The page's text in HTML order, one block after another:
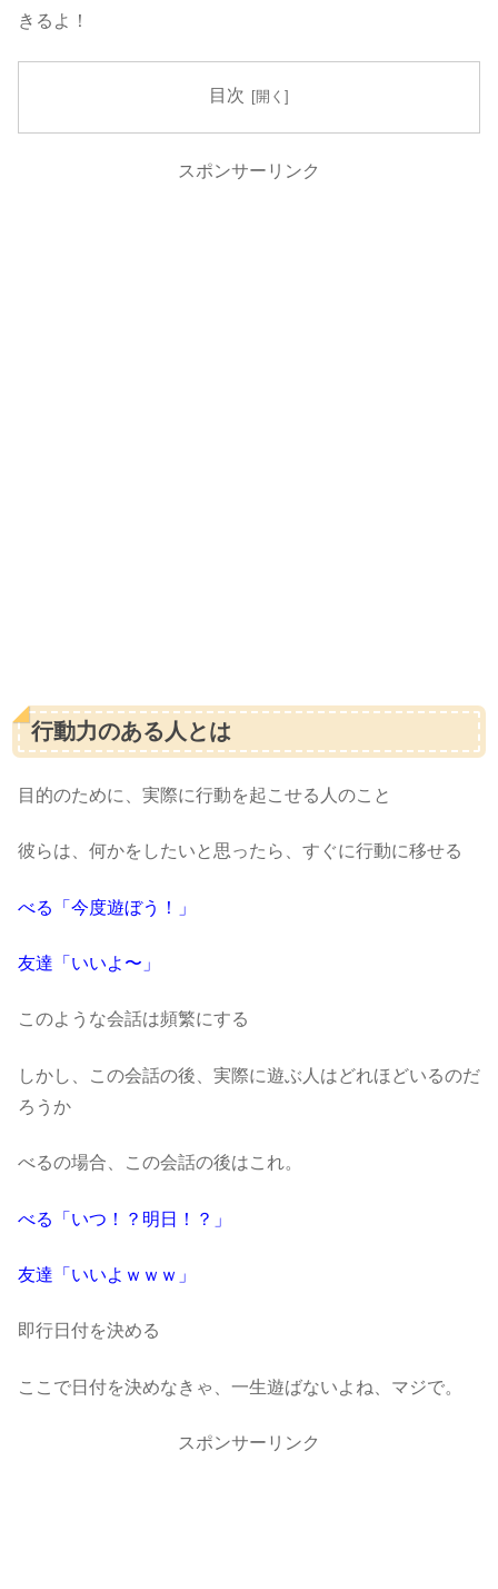
きるよ！
目次
スポンサーリンク
行動力のある人とは
目的のために、実際に行動を起こせる人のこと
彼らは、何かをしたいと思ったら、すぐに行動に移せる
べる「今度遊ぼう！」
友達「いいよ〜」
このような会話は頻繁にする
しかし、この会話の後、実際に遊ぶ人はどれほどいるのだ
ろうか
べるの場合、この会話の後はこれ。
べる「いつ！？明日！？」
友達「いいよｗｗｗ」
即行日付を決める
ここで日付を決めなきゃ、一生遊ばないよね、マジで。
スポンサーリンク